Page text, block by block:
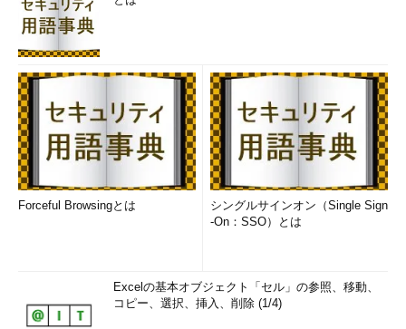
Forceful Browsingとは
シングルサインオン（Single Sign
-On：SSO）とは
Excelの基本オブジェクト「セル」の参照、移動、
コピー、選択、挿入、削除 (1/4)